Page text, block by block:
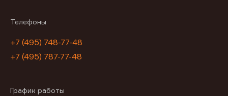
Телефоны
+7 (495) 748-77-48
+7 (495) 787-77-48
График работы